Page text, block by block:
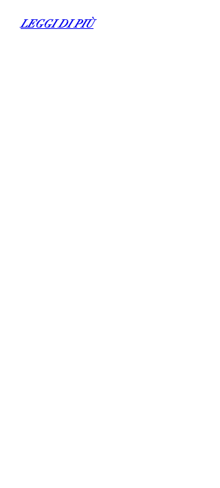
LEGGI DI PIÙ